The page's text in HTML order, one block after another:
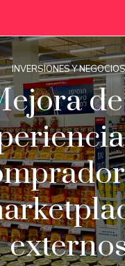
INVERSIONES Y NEGOCIOS